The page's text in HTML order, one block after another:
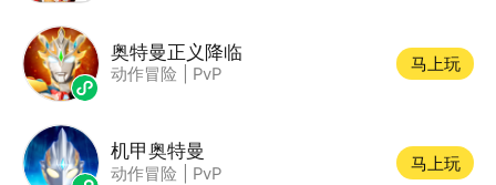
奥特曼正义降临
动作冒险 PvP
马上玩
机甲奥特曼
动作冒险 PvP
马上玩